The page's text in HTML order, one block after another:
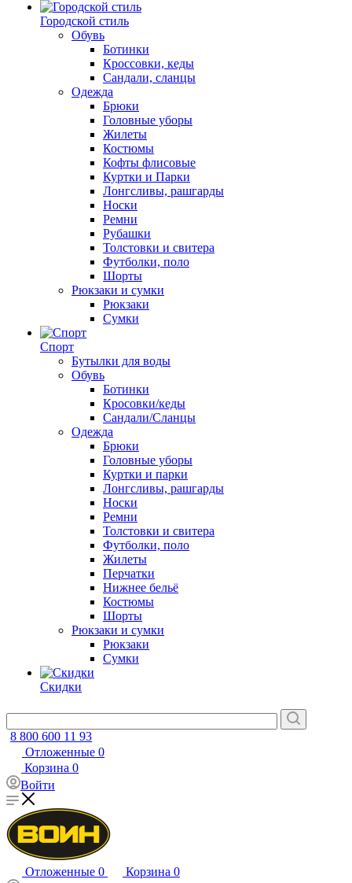
Городской стиль
Обувь
Ботинки
Кроссовки, кеды
Сандали, сланцы
Одежда
Брюки
Головные уборы
Жилеты
Костюмы
Кофты флисовые
Куртки и Парки
Лонгсливы, рашгарды
Носки
Ремни
Рубашки
Толстовки и свитера
Футболки, поло
Шорты
Рюкзаки и сумки
Рюкзаки
Сумки
Спорт
Бутылки для воды
Обувь
Ботинки
Кросовки/кеды
Сандали/Сланцы
Одежда
Брюки
Головные уборы
Куртки и парки
Лонгсливы, рашгарды
Носки
Ремни
Толстовки и свитера
Футболки, поло
Жилеты
Перчатки
Нижнее бельё
Костюмы
Шорты
Рюкзаки и сумки
Рюкзаки
Сумки
Скидки
8 800 600 11 93
Отложенные 0
Корзина 0
Войти
Отложенные 0 Корзина 0